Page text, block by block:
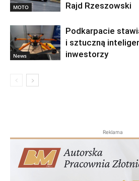
MOTO
Rajd Rzeszowski
News
Podkarpacie
i sztuczną
inwestorzy
Reklama